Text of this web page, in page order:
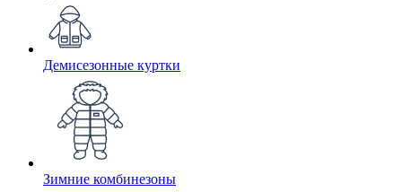
Демисезонные куртки
Зимние комбинезоны